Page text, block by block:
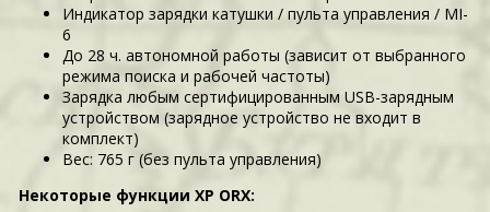
Индикатор зарядки катушки / пульта управления / MI-
6
До 28 ч. автономной работы (зависит от выбранного
режима поиска и рабочей частоты)
Зарядка любым сертифицированным USB-зарядным
устройством (зарядное устройство не входит в
комплект)
Вес: 765 г (без пульта управления)
Некоторые функции XP ORX: